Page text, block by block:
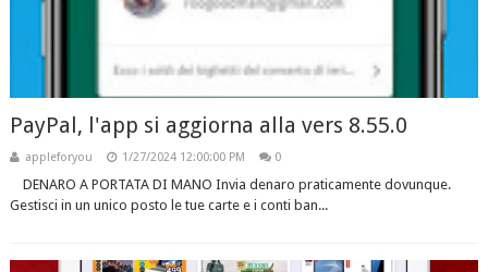
PayPal, l'app si aggiorna alla vers 8.55.0
appleforyou 1/27/2024 12:00:00 PM 0
DENARO A PORTATA DI MANO Invia denaro praticamente dovunque.
Gestisci in un unico posto le tue carte e i conti ban...